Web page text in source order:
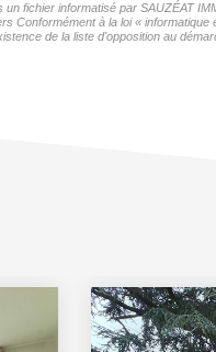
fichier informatisé par SAUZÉAT
Conformément à la loi «
de la liste d'opposition au